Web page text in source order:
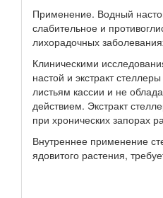
Применение. Водный
слабительное и
лихорадочных
Клиническими
настой и экстракт
листьям кассии и не
действием. Экстракт
при хронических запорах
Внутреннее применение
ядовитого растения,